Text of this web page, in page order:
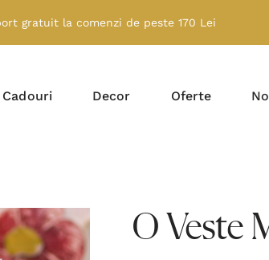
gratuit la comenzi de peste 170 Lei
Cadouri Decor Oferte
O Veste